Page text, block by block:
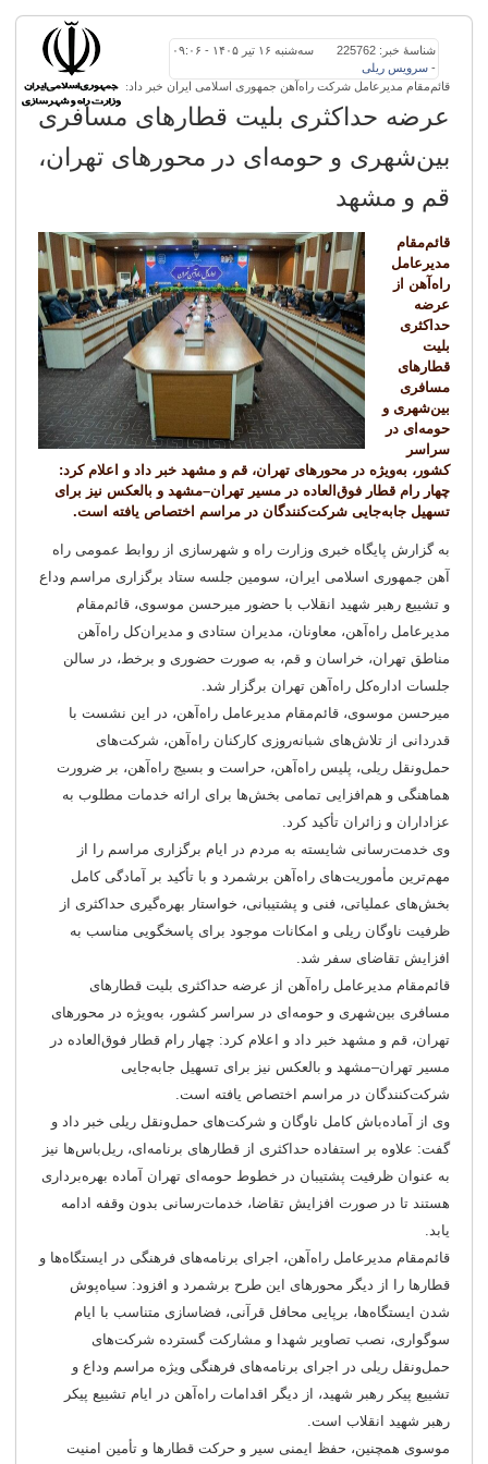
سه‌شنبه ۱۶ تیر ۱۴۰۵ - ۰۹:۰۶
شناسهٔ خبر: 225762
- سرویس ریلی
قائم‌مقام مدیرعامل شرکت راه‌آهن جمهوری اسلامی ایران خبر داد:
عرضه حداکثری بلیت قطارهای مسافری
بین‌شهری و حومه‌ای در محورهای تهران،
قم و مشهد
قائم‌مقام
مدیرعامل
راه‌آهن از
عرضه
حداکثری
بلیت
قطارهای
مسافری
بین‌شهری و
حومه‌ای در
سراسر
کشور، به‌ویژه در محورهای تهران، قم و مشهد خبر داد و اعلام کرد:
چهار رام قطار فوق‌العاده در مسیر تهران–مشهد و بالعکس نیز برای
تسهیل جابه‌جایی شرکت‌کنندگان در مراسم اختصاص یافته است.
به گزارش پایگاه خبری وزارت راه و شهرسازی از روابط عمومی راه
آهن جمهوری اسلامی ایران، سومین جلسه ستاد برگزاری مراسم وداع
و تشییع رهبر شهید انقلاب با حضور میرحسن موسوی، قائم‌مقام
مدیرعامل راه‌آهن، معاونان، مدیران ستادی و مدیران‌کل راه‌آهن
مناطق تهران، خراسان و قم، به صورت حضوری و برخط، در سالن
جلسات اداره‌کل راه‌آهن تهران برگزار شد.
میرحسن موسوی، قائم‌مقام مدیرعامل راه‌آهن، در این نشست با
قدردانی از تلاش‌های شبانه‌روزی کارکنان راه‌آهن، شرکت‌های
حمل‌ونقل ریلی، پلیس راه‌آهن، حراست و بسیج راه‌آهن، بر ضرورت
هماهنگی و هم‌افزایی تمامی بخش‌ها برای ارائه خدمات مطلوب به
عزاداران و زائران تأکید کرد.
وی خدمت‌رسانی شایسته به مردم در ایام برگزاری مراسم را از
مهم‌ترین مأموریت‌های راه‌آهن برشمرد و با تأکید بر آمادگی کامل
بخش‌های عملیاتی، فنی و پشتیبانی، خواستار بهره‌گیری حداکثری از
ظرفیت ناوگان ریلی و امکانات موجود برای پاسخگویی مناسب به
افزایش تقاضای سفر شد.
قائم‌مقام مدیرعامل راه‌آهن از عرضه حداکثری بلیت قطارهای
مسافری بین‌شهری و حومه‌ای در سراسر کشور، به‌ویژه در محورهای
تهران، قم و مشهد خبر داد و اعلام کرد: چهار رام قطار فوق‌العاده در
مسیر تهران–مشهد و بالعکس نیز برای تسهیل جابه‌جایی
شرکت‌کنندگان در مراسم اختصاص یافته است.
وی از آماده‌باش کامل ناوگان و شرکت‌های حمل‌ونقل ریلی خبر داد و
گفت: علاوه بر استفاده حداکثری از قطارهای برنامه‌ای، ریل‌باس‌ها نیز
به عنوان ظرفیت پشتیبان در خطوط حومه‌ای تهران آماده بهره‌برداری
هستند تا در صورت افزایش تقاضا، خدمات‌رسانی بدون وقفه ادامه
یابد.
قائم‌مقام مدیرعامل راه‌آهن، اجرای برنامه‌های فرهنگی در ایستگاه‌ها و
قطارها را از دیگر محورهای این طرح برشمرد و افزود: سیاه‌پوش
شدن ایستگاه‌ها، برپایی محافل قرآنی، فضاسازی متناسب با ایام
سوگواری، نصب تصاویر شهدا و مشارکت گسترده شرکت‌های
حمل‌ونقل ریلی در اجرای برنامه‌های فرهنگی ویژه مراسم وداع و
تشییع پیکر رهبر شهید، از دیگر اقدامات راه‌آهن در ایام تشییع پیکر
رهبر شهید انقلاب است.
موسوی همچنین، حفظ ایمنی سیر و حرکت قطارها و تأمین امنیت